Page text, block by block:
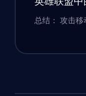
总结： 攻击